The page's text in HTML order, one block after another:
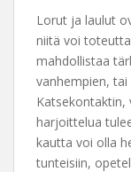
Lorut ja laulut
niitä voi
mahdollistaa
vanhempien, tai
Katsekontaktin,
harjoittelua
kautta voi olla
tunteisiin,